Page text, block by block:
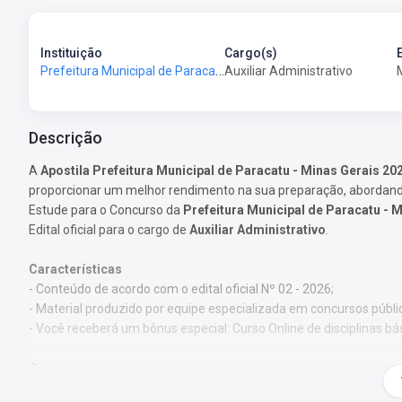
Instituição
Prefeitura Municipal de Paracatu-MG - Prefeitura de Paracatu-MG
Cargo(s)
Auxiliar Administrativo
Descrição
A Apostila Prefeitura Municipal de Paracatu - Minas Gerais
proporcionar um melhor rendimento na sua preparação,
Estude para o Concurso da Prefeitura Municipal de Paracatu -
Edital oficial para o cargo de Auxiliar Administrativo
Características
- Conteúdo de acordo com o edital oficial Nº 02 - 2026;
- Material produzido por equipe especializada em concursos
- Você receberá um bônus especial: Curso Online de disciplinas
Obs.: